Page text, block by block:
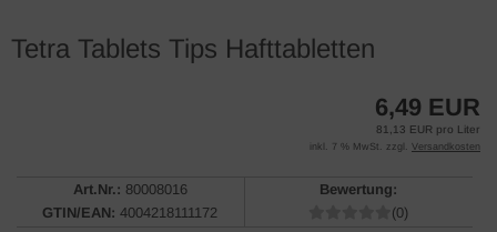
Tetra Tablets Tips Hafttabletten
6,49 EUR
81,13 EUR pro Liter
inkl. 7 % MwSt. zzgl. Versandkosten
Art.Nr.: 80008016
GTIN/EAN: 4004218111172
Bewertung:
(0)